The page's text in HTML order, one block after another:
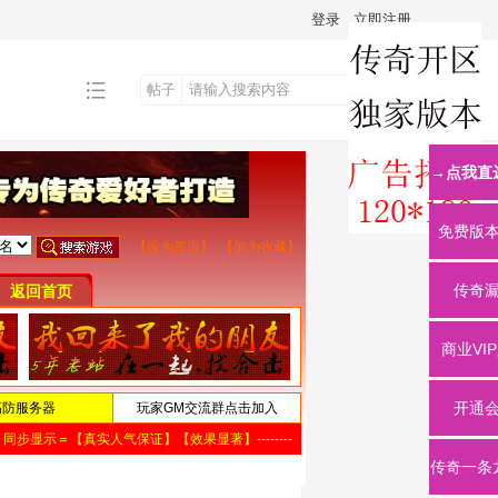
登录 立即注册
帖子
搜
索
→点我直
免费版
传奇
商业
开通
传奇一条